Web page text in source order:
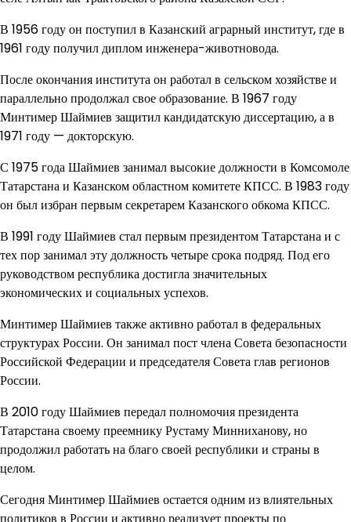
В 1956 году он поступил в Казанский аграрный институт, где в
1961 году получил диплом инженера-животновода.
После окончания института он работал в сельском хозяйстве и
параллельно продолжал свое образование. В 1967 году
Минтимер Шаймиев защитил кандидатскую диссертацию, а в
1971 году — докторскую.
С 1975 года Шаймиев занимал высокие должности в Комсомоле
Татарстана и Казанском областном комитете КПСС. В 1983 году
он был избран первым секретарем Казанского обкома КПСС.
В 1991 году Шаймиев стал первым президентом Татарстана и с
тех пор занимал эту должность четыре срока подряд. Под его
руководством республика достигла значительных
экономических и социальных успехов.
Минтимер Шаймиев также активно работал в федеральных
структурах России. Он занимал пост члена Совета безопасности
Российской Федерации и председателя Совета глав регионов
России.
В 2010 году Шаймиев передал полномочия президента
Татарстана своему преемнику Рустаму Минниханову, но
продолжил работать на благо своей республики и страны в
целом.
Сегодня Минтимер Шаймиев остается одним из влиятельных
политиков в России и активно реализует проекты по